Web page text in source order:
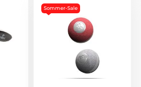
Sommer-Sale